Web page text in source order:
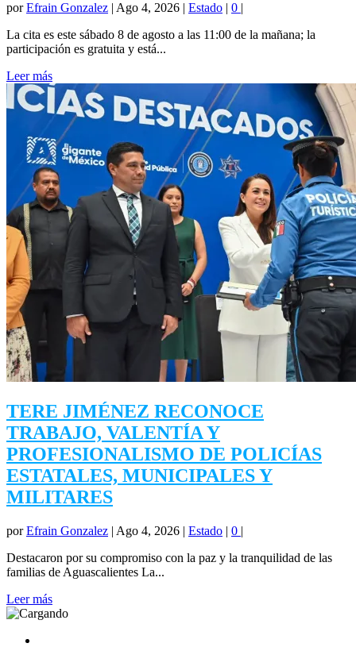
porEfrain Gonzalez Ago 4, 2026 Estado 0
La cita es este sábado 8 de agosto a las 11:00 de la mañana; la
participación es gratuita y está...
Leer más
TERE JIMÉNEZ RECONOCE
TRABAJO, VALENTÍA Y
PROFESIONALISMO DE POLICÍAS
ESTATALES, MUNICIPALES Y
MILITARES
porEfrain Gonzalez | Ago 4, 2026 | Estado | 0 |
Destacaron por su compromiso con la paz y la tranquilidad de las
familias de Aguascalientes La...
Leer más